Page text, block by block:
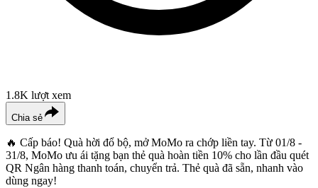
1.8K lượt xem
Chia sẻ
🔥 Cấp báo! Quà hời đổ bộ, mở MoMo ra chớp liền tay. Từ 01/8 -
31/8, MoMo ưu ái tặng bạn thẻ quà hoàn tiền 10% cho lần đầu quét
QR Ngân hàng thanh toán, chuyển trả. Thẻ quà đã sẵn, nhanh vào
dùng ngay!